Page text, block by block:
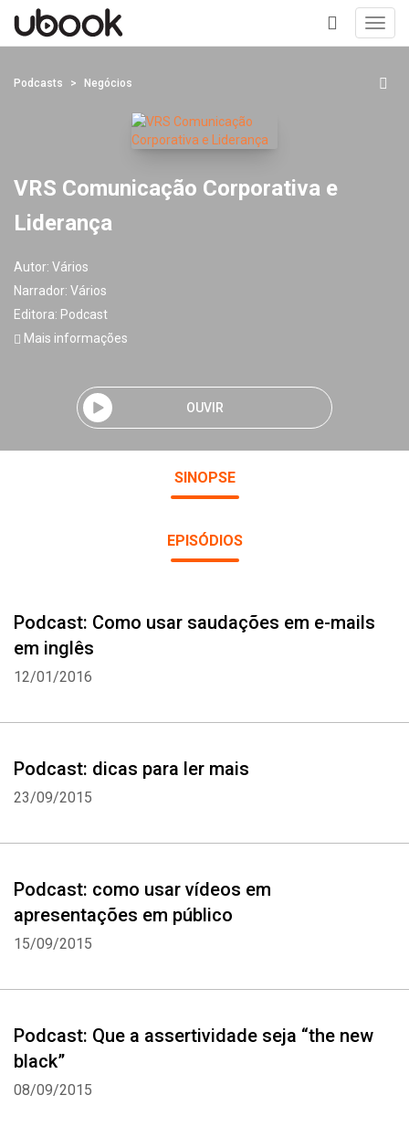
+
Podcasts Negócios
VRS Comunicação Corporativa e
Liderança
Autor: Vários
Narrador: Vários
Editora: Podcast
Mais informações
OUVIR
SINOPSE
EPISÓDIOS
Podcast: Como usar saudações em e-mails
em inglês
12/01/2016
Podcast: dicas para ler mais
23/09/2015
Podcast: como usar vídeos em
apresentações em público
15/09/2015
Podcast: Que a assertividade seja “the new
black”
08/09/2015